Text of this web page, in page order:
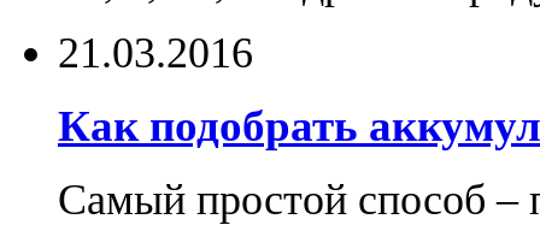
21.03.2016
Как подобрать
Самый простой способ –